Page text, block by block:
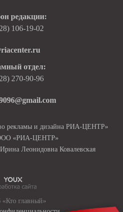
редакции:
106-19-02
отдел:
270-90-96
рекламы и дизайна РИА-ЦЕНТР»
«РИА-ЦЕНТР»
Леонидовна Ковалевская
главный»